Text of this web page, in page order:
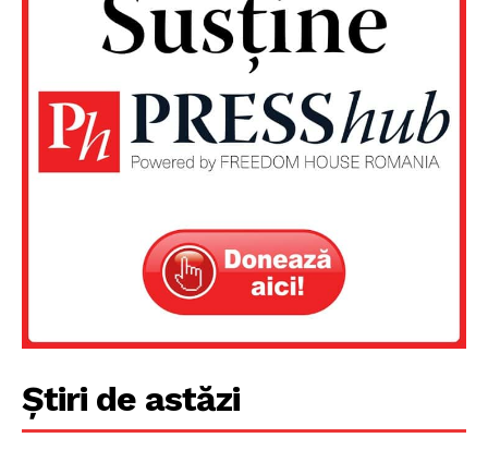
PRESShub
Despre noi / Echipa
Proiecte editoriale
Rețea
Știri de astăzi